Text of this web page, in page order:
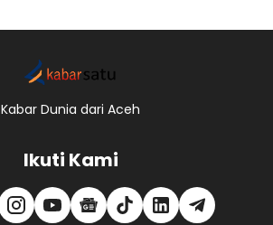
Kabar Dunia dari Aceh
Ikuti Kami